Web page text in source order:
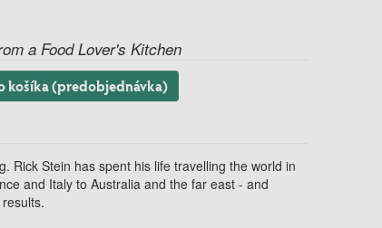
a Food Lover's Kitchen
Do košíka (predobjednávka)
Rick Stein has spent his life travelling the world in
and Italy to Australia and the far east - and